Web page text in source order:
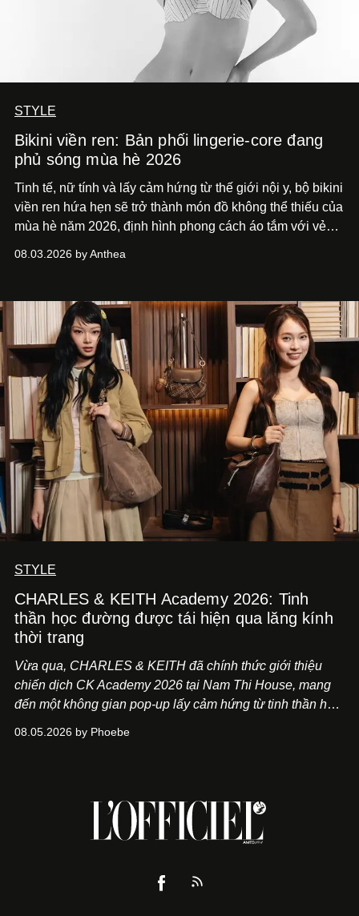
STYLE
Bikini viền ren: Bản phối lingerie-core đang
phủ sóng mùa hè 2026
Tinh tế, nữ tính và lấy cảm hứng từ thế giới nội y, bộ bikini
viền ren hứa hẹn sẽ trở thành món đồ không thể thiếu của
mùa hè năm 2026, định hình phong cách áo tắm với vẻ
08.03.2026 by Anthea
STYLE
CHARLES & KEITH Academy 2026: Tinh
thần học đường được tái hiện qua lăng kính
thời trang
Vừa qua, CHARLES & KEITH đã chính thức giới thiệu
chiến dịch CK Academy 2026 tại Nam Thi House, mang
đến một không gian pop-up lấy cảm hứng từ tinh thần học
sống của thế hệ Gen Z giao thoa trong một trải nghiệm đa
08.05.2026 by Phoebe